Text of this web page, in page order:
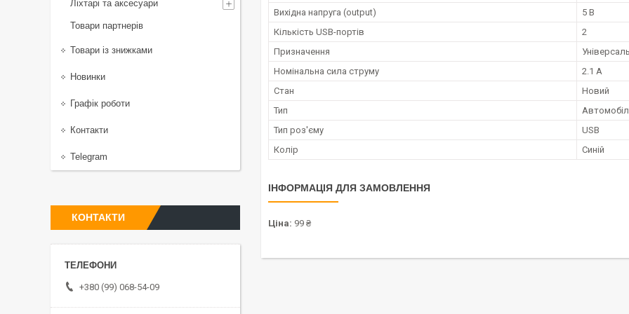
Вихідна напруга (output)
5 В
Кількість USB-портів
2
Призначення
Номінальна сила струму
2.1 А
Стан
Новий
Тип
Тип роз'єму
USB
Колір
Синій
ІНФОРМАЦІЯ ДЛЯ ЗАМОВЛЕННЯ
Ціна: 99 ₴
Ліхтарі та аксесуари
Товари партнерів
Товари із знижками
Новинки
Графік роботи
Контакти
Telegram
КОНТАКТИ
+380 (99) 068-54-09